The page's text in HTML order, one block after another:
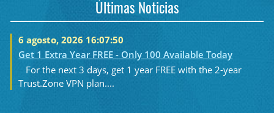
Últimas Noticias
6 agosto, 2026 16:07:50
Get 1 Extra Year FREE - Only 100 Available Today
For the next 3 days, get 1 year FREE with the 2-year
Trust.Zone VPN plan....